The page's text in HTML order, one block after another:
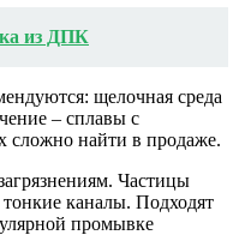
из ДПК
щелочная среда
– сплавы с
сложно найти в продаже.
Частицы
каналы. Подходят
промывке